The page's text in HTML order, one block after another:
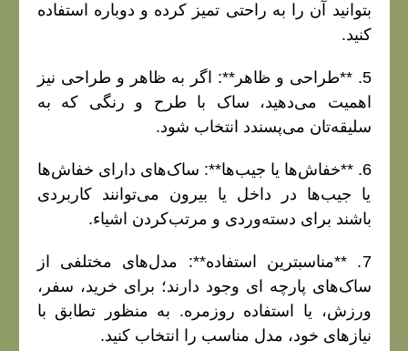
بتوانید آن را به راحتی تمیز کرده و دوباره استفاده
کنید.
5. **طراحی و ظاهر**: اگر به ظاهر و طراحی نیز
اهمیت می‌دهید، ساک با طرح و رنگی که به
سلیقه‌تان می‌پسندد انتخاب شود.
6. **خفاش‌ها یا جیب‌ها**: ساک‌های دارای خفاش‌ها
یا جیب‌ها در داخل یا بیرون می‌توانند کاربردی
باشند برای دسته‌وردی و مرتب‌کردن اشیاء.
7. **مناسبترین استفاده**: مدل‌های مختلفی از
ساک‌های پارچه‌ ای وجود دارند؛ برای خرید، سفر،
ورزش، یا استفاده روزمره. به منظور تطابق با
نیازهای خود، مدل مناسب را انتخاب کنید.